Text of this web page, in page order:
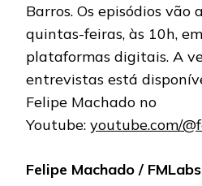
Barros. Os episódios vão
quintas-feiras, às 10h,
plataformas digitais. A
entrevistas está
Felipe Machado no
Youtube: youtube.com/
Felipe Machado / FMLabs